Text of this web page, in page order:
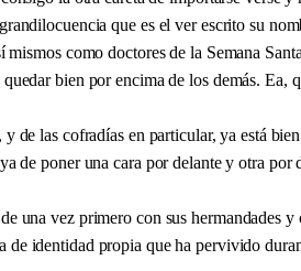
que es el ver escrito su
mismos como doctores de la Semana
bien por encima de los demás. Ea,
de las cofradías en particular, ya está
de poner una cara por delante y otra por
una vez primero con sus hermandades y
de identidad propia que ha pervivido